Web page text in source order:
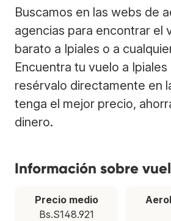
Buscamos en las webs de
agencias para encontrar el
barato a Ipiales o a
Encuentra tu vuelo a
resérvalo directamente en
tenga el mejor precio,
dinero.
Información sobre
Precio medio
Bs.S148.921